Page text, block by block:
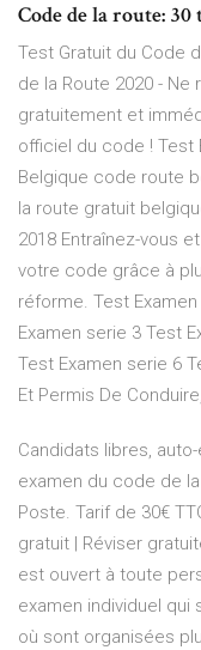
Code de la route: 30
Test Gratuit du Code
de la Route 2020 -
gratuitement et
officiel du code ! Test
Belgique code route
la route gratuit
2018 Entraînez-vous
votre code grâce à
réforme. Test
Examen serie 3 Test
Test Examen serie 6
Et Permis De
Candidats libres,
examen du code de
Poste. Tarif de 30€
gratuit | Réviser
est ouvert à toute
examen individuel
où sont organisées